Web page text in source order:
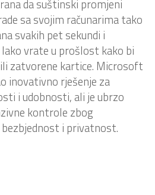
da suštinski promjeni
sa svojim računarima tako
svakih pet sekundi i
vrate u prošlost kako bi
zatvorene kartice. Microsoft
inovativno rješenje za
i udobnosti, ali je ubrzo
kontrole zbog
i privatnost.